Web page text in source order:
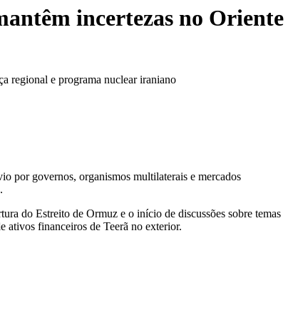
incertezas no Oriente
regional e programa nuclear iraniano
por governos, organismos multilaterais e mercados
do Estreito de Ormuz e o início de discussões sobre temas
ativos financeiros de Teerã no exterior.